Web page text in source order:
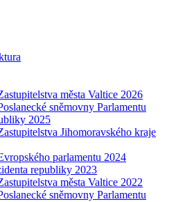
města Valtice 2026
sněmovny Parlamentu
2025
Jihomoravského kraje
parlamentu 2024
republiky 2023
města Valtice 2022
sněmovny Parlamentu